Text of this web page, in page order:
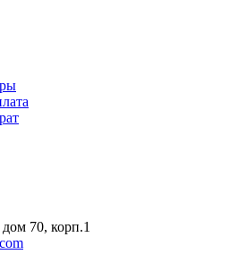
70, корп.1